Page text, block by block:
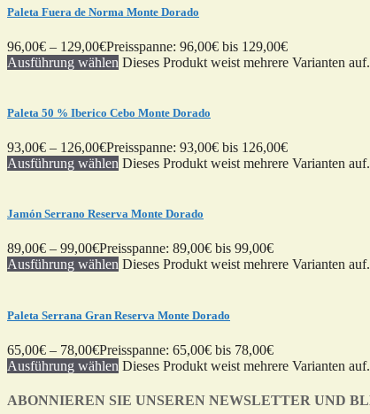
Paleta Fuera de Norma Monte Dorado
96,00€ – 129,00€Preisspanne: 96,00€ bis 129,00€
Ausführung wählen Dieses Produkt weist mehrere Varianten
Paleta 50 % Iberico Cebo Monte Dorado
93,00€ – 126,00€Preisspanne: 93,00€ bis 126,00€
Ausführung wählen Dieses Produkt weist mehrere Varianten
Jamón Serrano Reserva Monte Dorado
89,00€ – 99,00€Preisspanne: 89,00€ bis 99,00€
Ausführung wählen Dieses Produkt weist mehrere Varianten
Paleta Serrana Gran Reserva Monte Dorado
65,00€ – 78,00€Preisspanne: 65,00€ bis 78,00€
Ausführung wählen Dieses Produkt weist mehrere Varianten
ABONNIEREN SIE UNSEREN NEWSLETTER UND